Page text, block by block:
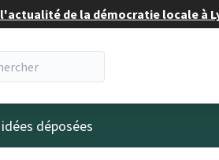
de la démocratie locale à
déposées